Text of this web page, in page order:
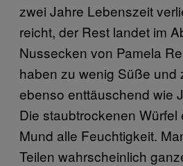
zwei Jahre Lebenszeit
reicht, der Rest landet im
Nussecken von Pamela
haben zu wenig Süße und
ebenso enttäuschend wie
Die staubtrockenen
Mund alle Feuchtigkeit.
Teilen wahrscheinlich